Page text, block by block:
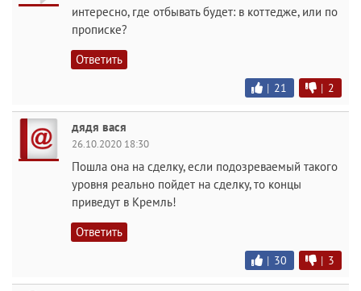
интересно, где отбывать будет: в коттедже, или по
прописке?
Ответить
| 21 | 2
дядя вася
26.10.2020 18:30
Пошла она на сделку, если подозреваемый такого
уровня реально пойдет на сделку, то концы
приведут в Кремль!
Ответить
| 30 | 3